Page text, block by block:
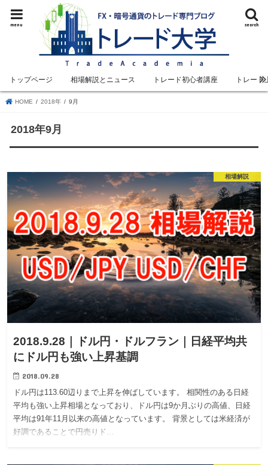
search
menu
トップページ 相場解説とニュース トレード初心者講座 トレード
HOME 2018年 9月
2018年9月
相場解説
2018.9.28｜ドル円・ドルフラン｜日経平均共
にドル円も強い上昇基調
2018.09.28
ドル円は113.60辺りまで上昇を伸ばしています。 相関性のある日経
平均も強い上昇相場となっており、ドル円は9か月ぶりの高値、日経
平均は91年11月以来の高値となっています。 背景としては米経済が
好調であることで円売りド…